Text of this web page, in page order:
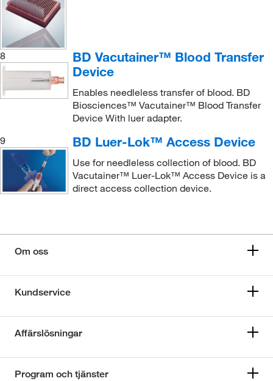
8
BD Vacutainer™ Blood Transfer
Device
Enables needleless transfer of blood. BD
Biosciences™ Vacutainer™ Blood Transfer
Device With luer adapter.
9
BD Luer-Lok™ Access Device
Use for needleless collection of blood. BD
Vacutainer™ Luer-Lok™ Access Device is a
direct access collection device.
Om oss
Kundservice
Affärslösningar
Program och tjänster